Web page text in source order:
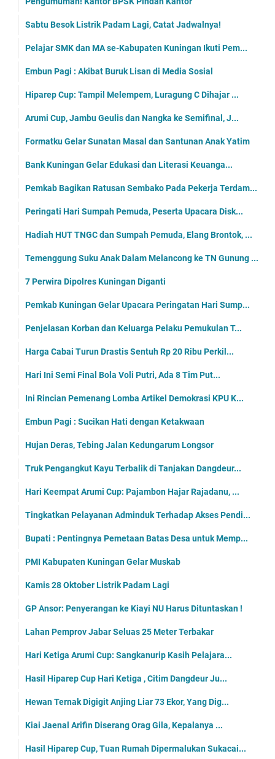
Sabtu Besok Listrik Padam Lagi, Catat Jadwalnya!
Pelajar SMK dan MA se-Kabupaten Kuningan Ikuti Pem...
Embun Pagi : Akibat Buruk Lisan di Media Sosial
Hiparep Cup: Tampil Melempem, Luragung C Dihajar ...
Arumi Cup, Jambu Geulis dan Nangka ke Semifinal, J...
Formatku Gelar Sunatan Masal dan Santunan Anak Yatim
Bank Kuningan Gelar Edukasi dan Literasi Keuanga...
Pemkab Bagikan Ratusan Sembako Pada Pekerja Terdam...
Peringati Hari Sumpah Pemuda, Peserta Upacara Disk...
Hadiah HUT TNGC dan Sumpah Pemuda, Elang Brontok, ...
Temenggung Suku Anak Dalam Melancong ke TN Gunung ...
7 Perwira Dipolres Kuningan Diganti
Pemkab Kuningan Gelar Upacara Peringatan Hari Sump...
Penjelasan Korban dan Keluarga Pelaku Pemukulan T...
Harga Cabai Turun Drastis Sentuh Rp 20 Ribu Perkil...
Hari Ini Semi Final Bola Voli Putri, Ada 8 Tim Put...
Ini Rincian Pemenang Lomba Artikel Demokrasi KPU K...
Embun Pagi : Sucikan Hati dengan Ketakwaan
Hujan Deras, Tebing Jalan Kedungarum Longsor
Truk Pengangkut Kayu Terbalik di Tanjakan Dangdeur...
Hari Keempat Arumi Cup: Pajambon Hajar Rajadanu, ...
Tingkatkan Pelayanan Adminduk Terhadap Akses Pendi...
Bupati : Pentingnya Pemetaan Batas Desa untuk Memp...
PMI Kabupaten Kuningan Gelar Muskab
Kamis 28 Oktober Listrik Padam Lagi
GP Ansor: Penyerangan ke Kiayi NU Harus Dituntaskan !
Lahan Pemprov Jabar Seluas 25 Meter Terbakar
Hari Ketiga Arumi Cup: Sangkanurip Kasih Pelajara...
Hasil Hiparep Cup Hari Ketiga , Citim Dangdeur Ju...
Hewan Ternak Digigit Anjing Liar 73 Ekor, Yang Dig...
Kiai Jaenal Arifin Diserang Orag Gila, Kepalanya ...
Hasil Hiparep Cup, Tuan Rumah Dipermalukan Sukacai...